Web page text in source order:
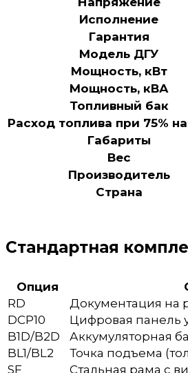
Исполнение
Гарантия
Модель ДГУ
Мощность, кВт
Мощность, кВА
Топливный бак
Расход топлива при 75%
Габариты
Вес
Производитель
Страна
Стандартная
Опция
RD
Документация на
DCP10
Цифровая панель
B1D/B2D
Аккумуляторная
BL1/BL2
Точка подъема
SF
Стальная рама с